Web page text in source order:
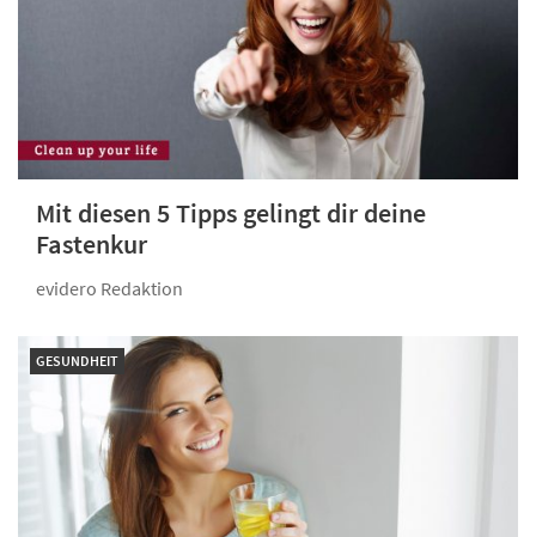
Mit diesen 5 Tipps gelingt dir deine
Fastenkur
evidero Redaktion
GESUNDHEIT